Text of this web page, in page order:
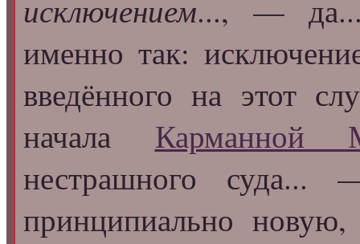
исключением..., —
именно так:
введённого на этот
начала Карманной
нестрашного суда...
принципиально